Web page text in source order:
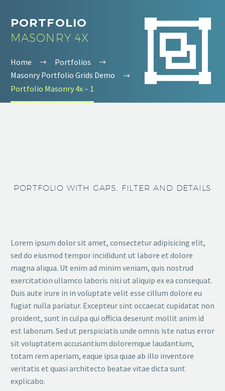


PORTFOLIO
MASONRY 4X
Home
Portfolios
Masonry Portfolio Grids Demo
Portfolio Masonry 4x – 1
PORTFOLIO WITH GAPS, FILTER AND DETAILS
Lorem ipsum dolor sit amet, consectetur adipisicing elit,
sed do eiusmod tempor incididunt ut labore et dolore
magna aliqua. Ut enim ad minim veniam, quis nostrud
exercitation ullamco laboris nisi ut aliquip ex ea consequat.
Duis aute irure in in voluptate velit esse cillum dolore eu
fugiat nulla pariatur. Excepteur sint occaecat cupidatat non
proident, sunt in culpa qui officia deserunt mollit anim id
est laborum. Sed ut perspiciatis unde omnis iste natus error
sit voluptatem accusantium doloremque laudantium,
totam rem aperiam, eaque ipsa quae ab illo inventore
veritatis et quasi architecto beatae vitae dicta sunt
explicabo.